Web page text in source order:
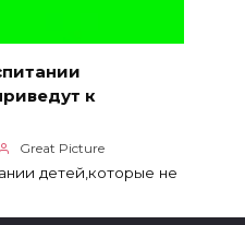
к
Great Picture
детей,которые не